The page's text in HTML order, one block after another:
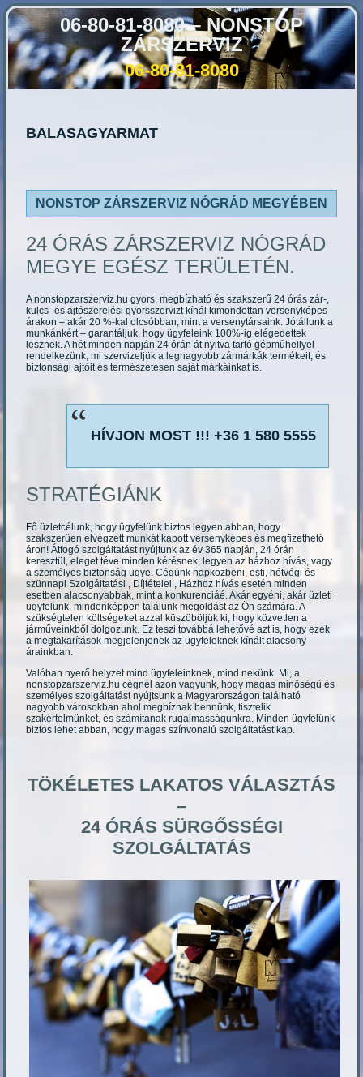
06-80-81-8080 – NONSTOP
ZÁRSZERVIZ
06-80-81-8080
BALASAGYARMAT
NONSTOP ZÁRSZERVIZ NÓGRÁD MEGYÉBEN
24 ÓRÁS ZÁRSZERVIZ NÓGRÁD
MEGYE EGÉSZ TERÜLETÉN.
A nonstopzarszerviz.hu gyors, megbízható és szakszerű 24 órás zár-,
kulcs- és ajtószerelési gyorsszervizt kínál kimondottan versenyképes
árakon – akár 20 %-kal olcsóbban, mint a versenytársaink. Jótállunk a
munkánkért – garantáljuk, hogy ügyfeleink 100%-ig elégedettek
lesznek. A hét minden napján 24 órán át nyitva tartó gépműhellyel
rendelkezünk, mi szervizeljük a legnagyobb zármárkák termékeit, és
biztonsági ajtóit és természetesen saját márkáinkat is.
HÍVJON MOST !!! +36 1 580 5555
STRATÉGIÁNK
Fő üzletcélunk, hogy ügyfelünk biztos legyen abban, hogy
szakszerűen elvégzett munkát kapott versenyképes és megfizethető
áron! Átfogó szolgáltatást nyújtunk az év 365 napján, 24 órán
keresztül, eleget téve minden kérésnek, legyen az házhoz hívás, vagy
a személyes biztonság ügye. Cégünk napközbeni, esti, hétvégi és
szünnapi Szolgáltatási , Díjtételei , Házhoz hívás esetén minden
esetben alacsonyabbak, mint a konkurenciáé. Akár egyéni, akár üzleti
ügyfelünk, mindenképpen találunk megoldást az Ön számára. A
szükségtelen költségeket azzal küszöböljük ki, hogy közvetlen a
járműveinkből dolgozunk. Ez teszi továbbá lehetővé azt is, hogy ezek
a megtakarítások megjelenjenek az ügyfeleknek kínált alacsony
árainkban.
Valóban nyerő helyzet mind ügyfeleinknek, mind nekünk. Mi, a
nonstopzarszerviz.hu cégnél azon vagyunk, hogy magas minőségű és
személyes szolgáltatást nyújtsunk a Magyarországon található
nagyobb városokban ahol megbíznak bennünk, tisztelik
szakértelmünket, és számítanak rugalmasságunkra. Minden ügyfelünk
biztos lehet abban, hogy magas színvonalú szolgáltatást kap.
TÖKÉLETES LAKATOS VÁLASZTÁS
–
24 ÓRÁS SÜRGŐSSÉGI
SZOLGÁLTATÁS